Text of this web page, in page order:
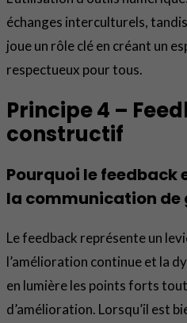
échanges interculturels,
joue un rôle clé en créant un
respectueux pour tous.
Principe 4 –
constructif
Pourquoi le
la communication de
Le feedback représente un
l’amélioration continue et la
en lumière les points forts
d’amélioration. Lorsqu’il est